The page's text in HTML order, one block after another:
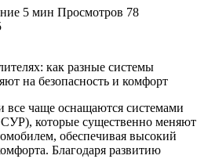
5 мин Просмотров 78
как разные системы
на безопасность и комфорт
чаще оснащаются системами
которые существенно меняют
обеспечивая высокий
Благодаря развитию